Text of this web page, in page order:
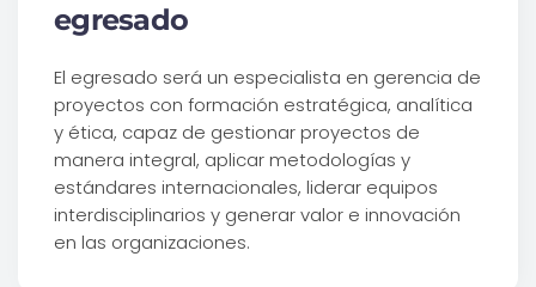
egresado
El egresado será un especialista en gerencia de
proyectos con formación estratégica, analítica
y ética, capaz de gestionar proyectos de
manera integral, aplicar metodologías y
estándares internacionales, liderar equipos
interdisciplinarios y generar valor e innovación
en las organizaciones.